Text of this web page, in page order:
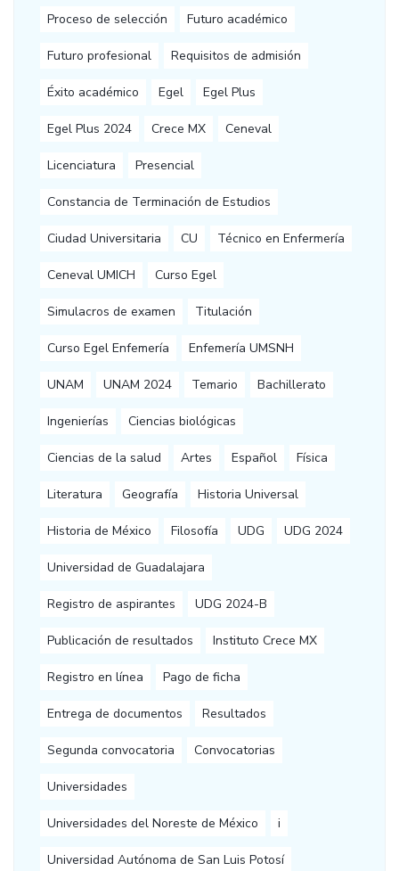
Proceso de selección Futuro académico
Futuro profesional Requisitos de admisión
Éxito académico Egel Egel Plus
Egel Plus 2024 Crece MX Ceneval
Licenciatura Presencial
Constancia de Terminación de Estudios
Ciudad Universitaria CU Técnico en Enfermería
Ceneval UMICH Curso Egel
Simulacros de examen Titulación
Curso Egel Enfemería Enfemería UMSNH
UNAM UNAM 2024 Temario Bachillerato
Ingenierías Ciencias biológicas
Ciencias de la salud Artes Español Física
Literatura Geografía Historia Universal
Historia de México Filosofía UDG UDG 2024
Universidad de Guadalajara
Registro de aspirantes UDG 2024-B
Publicación de resultados Instituto Crece MX
Registro en línea Pago de ficha
Entrega de documentos Resultados
Segunda convocatoria Convocatorias
Universidades
Universidades del Noreste de México i
Universidad Autónoma de San Luis Potosí